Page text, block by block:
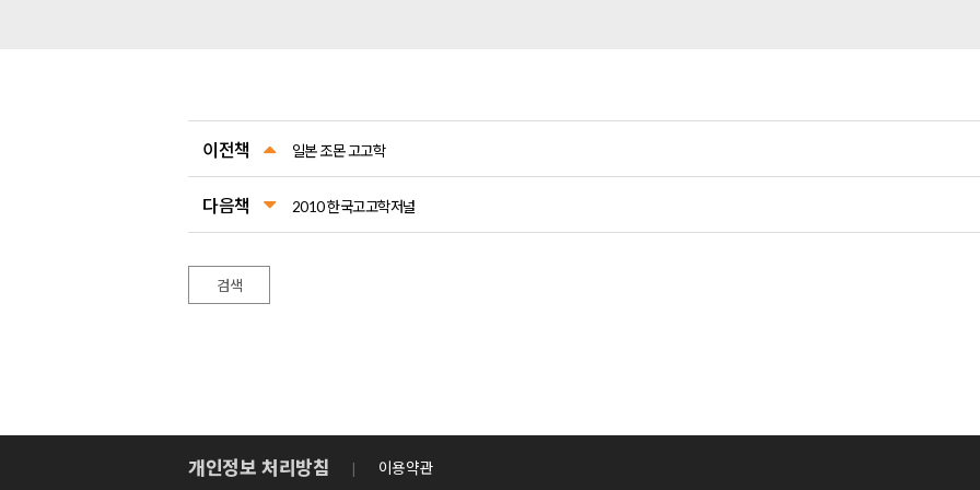
이전책 일본 조몬 고고학
다음책 2010 한국고고학저널
검색
개인정보 처리방침 이용약관